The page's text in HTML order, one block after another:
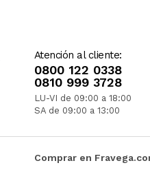
Atención al cliente:
0800 122 0338
0810 999 3728
LU-VI de 09:00 a 18:00
SA de 09:00 a 13:00
Comprar en